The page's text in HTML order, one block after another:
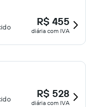
R$ 455
diária com IVA
R$ 528
diária com IVA